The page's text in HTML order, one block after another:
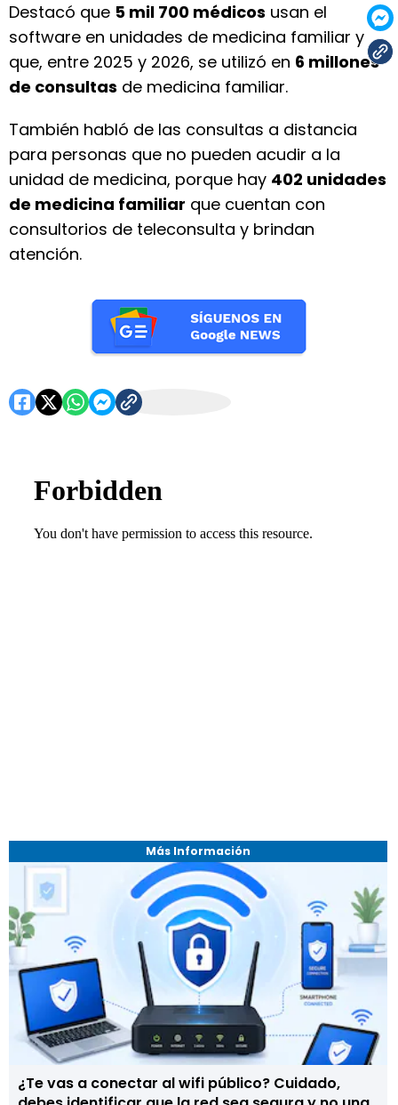
Más Información
¿Te vas a conectar al wifi público? Cuidado,
Destacó que 5 mil 700 médicos usan el
software en unidades de medicina familiar y
que, entre 2025 y 2026, se utilizó en 6 millones
de consultas de medicina familiar.
También habló de las consultas a distancia
para personas que no pueden acudir a la
unidad de medicina, porque hay 402 unidades
de medicina familiar que cuentan con
consultorios de teleconsulta y brindan
atención.